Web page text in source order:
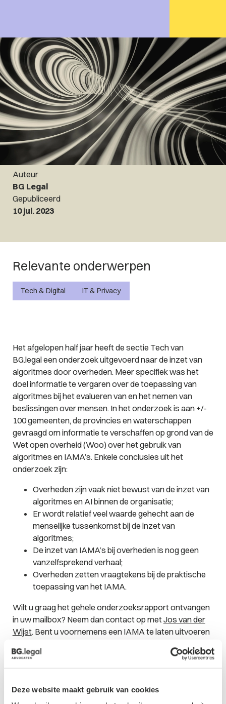
Deze website maakt gebruik van cookies
Auteur
BG Legal
Gepubliceerd
10 jul. 2023
Relevante onderwerpen
Tech & Digital IT & Privacy
Het afgelopen half jaar heeft de sectie Tech van
BG.legal een onderzoek uitgevoerd naar de inzet van
algoritmes door overheden. Meer specifiek was het
doel informatie te vergaren over de toepassing van
algoritmes bij het evalueren van en het nemen van
beslissingen over mensen. In het onderzoek is aan +/-
100 gemeenten, de provincies en waterschappen
gevraagd om informatie te verschaffen op grond van de
Wet open overheid (Woo) over het gebruik van
algoritmes en IAMA’s. Enkele conclusies uit het
onderzoek zijn:
Overheden zijn vaak niet bewust van de inzet van
algoritmes en AI binnen de organisatie;
Er wordt relatief veel waarde gehecht aan de
menselijke tussenkomst bij de inzet van
algoritmes;
De inzet van IAMA’s bij overheden is nog geen
vanzelfsprekend verhaal;
Overheden zetten vraagtekens bij de praktische
toepassing van het IAMA.
Wilt u graag het gehele onderzoeksrapport ontvangen
in uw mailbox? Neem dan contact op metJos van der
Wijst. Bent u voornemens een IAMA te laten uitvoeren